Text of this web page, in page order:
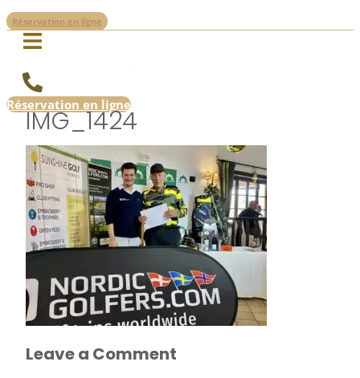
Réservation en ligne
Réservation en ligne
IMG_1424
Leave a Comment